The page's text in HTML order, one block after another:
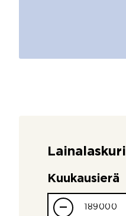
Lainalaskuri
Kuukausierä
–